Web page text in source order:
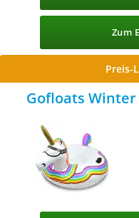
Zum
Preis-
Gofloats Winter